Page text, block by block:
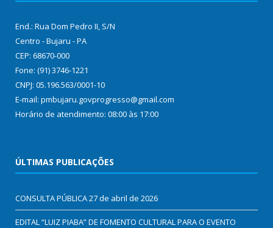
End.: Rua Dom Pedro II, S/N
Centro - Bujaru - PA
CEP: 68670-000
Fone: (91) 3746-1221
CNPJ: 05.196.563/0001-10
E-mail: pmbujaru.govprogresso@gmail.com
Horário de atendimento: 08:00 às 17:00
ÚLTIMAS PUBLICAÇÕES
CONSULTA PÚBLICA27 de abril de 2026
EDITAL “LUIZ PIABA” DE FOMENTO CULTURAL PARA O EVENTO